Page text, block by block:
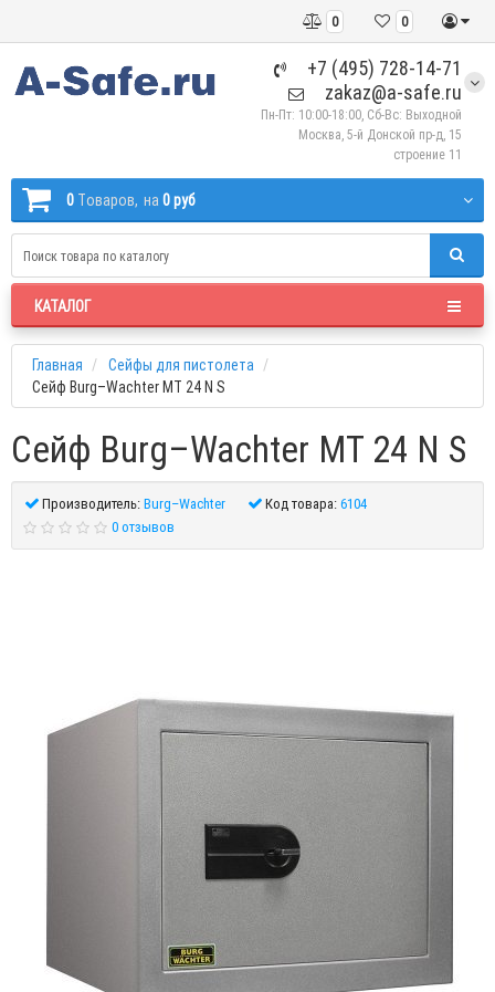
0
0
+7 (495) 728-14-71
zakaz@a-safe.ru
Пн-Пт: 10:00-18:00, Сб-Вс: Выходной
Москва, 5-й Донской пр-д, 15
строение 11
0 Tоваров, на 0 руб
КАТАЛОГ
Главная
Сейфы для пистолета
Сейф Burg–Wachter MT 24 N S
Сейф Burg–Wachter MT 24 N S
Производитель:Burg–Wachter Код товара:6104
0 отзывов